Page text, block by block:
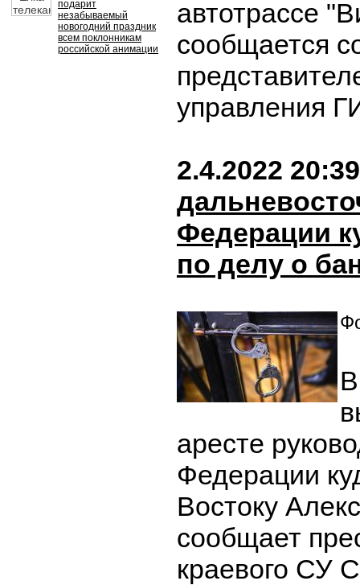
подарит
незабываемый
новогодний праздник
всем поклонникам
российской анимации
автотрассе
сообщается
управления
2.4.2022 20:39
Федерации
по делу о
аресте
Федерации
Востоку
сообщает
краевого СУ